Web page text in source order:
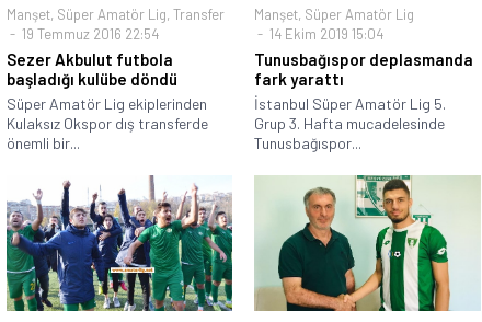
Manşet, Süper Amatör Lig, Transfer
19 Temmuz 2016 22:54
Sezer Akbulut futbola
başladığı kulübe döndü
Süper Amatör Lig ekiplerinden
Kulaksız Okspor dış transferde
önemli bir...
Manşet, Süper Amatör Lig
14 Ekim 2019 15:04
Tunusbağıspor deplasmanda
fark yarattı
İstanbul Süper Amatör Lig 5.
Grup 3. Hafta mucadelesinde
Tunusbağıspor...